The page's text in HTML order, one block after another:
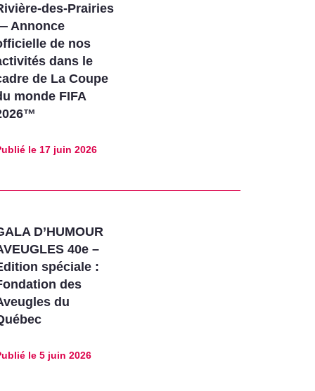
des-Prairies
Annonce
de nos
dans le
de La Coupe
monde FIFA
le17 juin 2026
D’HUMOUR
40e –
spéciale :
des
du
le5 juin 2026